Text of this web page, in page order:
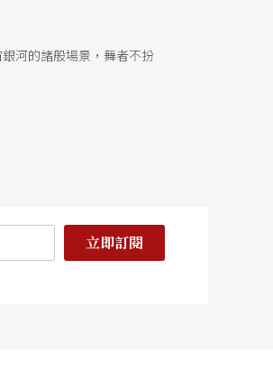
河的諸般場景，舞者不扮
立即訂閱